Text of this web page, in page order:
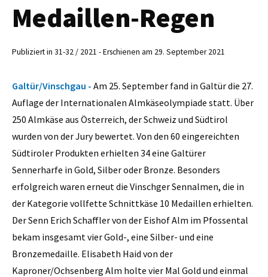
Medaillen-Regen
Publiziert in 31-32 / 2021 - Erschienen am 29. September 2021
Galtür/Vinschgau - Am 25. September fand in Galtür die 27.
Auflage der Internationalen Almkäseolympiade statt. Über
250 Almkäse aus Österreich, der Schweiz und Südtirol
wurden von der Jury bewertet. Von den 60 eingereichten
Südtiroler Produkten erhielten 34 eine Galtürer
Sennerharfe in Gold, Silber oder Bronze. Besonders
erfolgreich waren erneut die Vinschger Sennalmen, die in
der Kategorie vollfette Schnittkäse 10 Medaillen erhielten.
Der Senn Erich Schaffler von der Eishof Alm im Pfossental
bekam insgesamt vier Gold-, eine Silber- und eine
Bronzemedaille. Elisabeth Haid von der
Kaproner/Ochsenberg Alm holte vier Mal Gold und einmal